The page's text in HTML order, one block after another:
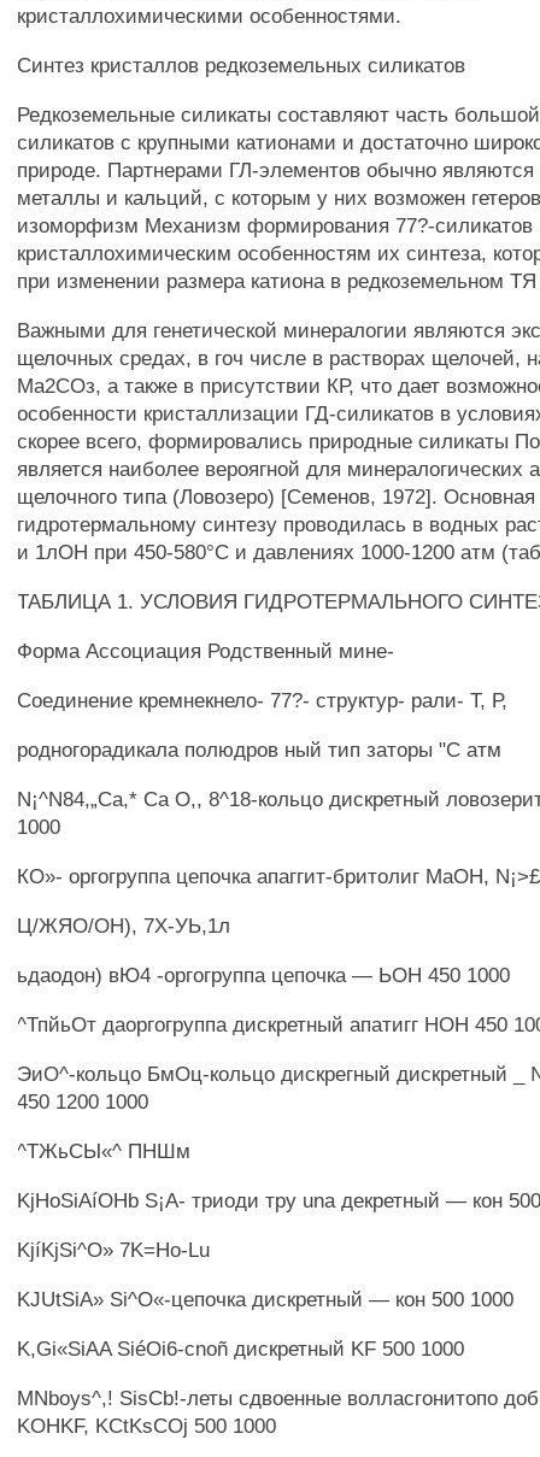
кристаллохимическими особенностями.
Синтез кристаллов редкоземельных силикатов
Редкоземельные силикаты составляют часть
силикатов с крупными катионами и достаточно
природе. Партнерами ГЛ-элементов обычно
металлы и кальций, с которым у них возможен
изоморфизм Механизм формирования 77?-силикатов
кристаллохимическим особенностям их синтеза,
при изменении размера катиона в редкоземельном
Важными для генетической минералогии являются
щелочных средах, в гоч числе в растворах щелочей,
Ма2СОз, а также в присутствии КР, что дает
особенности кристаллизации ГД-силикатов в
скорее всего, формировались природные силикаты
является наиболее вероягной для минералогических
щелочного типа (Ловозеро) [Семенов, 1972].
гидротермальному синтезу проводилась в водных
и 1лОН при 450-580°С и давлениях 1000-1200 атм
ТАБЛИЦА 1. УСЛОВИЯ ГИДРОТЕРМАЛЬНОГО
Форма Ассоциация Родственный мине-
Соединение кремнекнело- 77?- структур- рали- Т, Р,
родногорадикала полюдров ный тип заторы "С атм
N¡^N84,„Са,* Са О,, 8^18-кольцо дискретный
1000
КО»- оргогруппа цепочка апаггит-бритолиг МаОН,
Ц/ЖЯО/ОН), 7Х-УЬ,1л
ьдаодон) вЮ4 -оргогруппа цепочка — ЬОН 450 1000
^ТпйьОт даоргогруппа дискретный апатигг НОН 450
ЭиО^-кольцо БмОц-кольцо дискрегный
450 1200 1000
^ТЖьСЫ«^ ПНШм
KjHoSiAíOHb S¡A- триоди тру una декретный — кон
KjíKjSi^O» 7K=Ho-Lu
KJUtSiA» Si^O«-цепочка дискретный — кон 500 1000
K,Gi«SiAA SiéOi6-cnoñ дискретный KF 500 1000
MNboys^,! SisCb!-леты сдвоенные волласгонитопо
KOHKF, KCtKsCOj 500 1000